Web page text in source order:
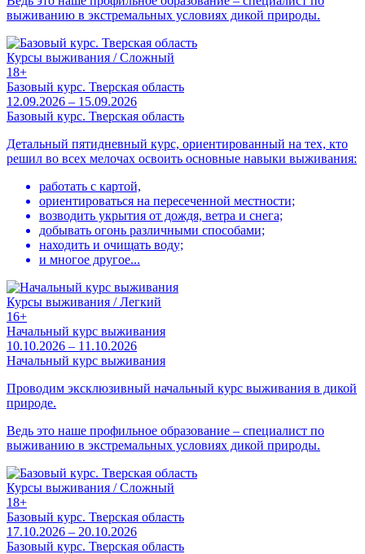
выживанию в экстремальных условиях дикой природы.
Курсы выживания / Сложный
18+
Базовый курс. Тверская область
12.09.2026 – 15.09.2026
Базовый курс. Тверская область
Детальный пятидневный курс, ориентированный на тех, кто
решил во всех мелочах освоить основные навыки выживания:
работать с картой,
ориентироваться на пересеченной местности;
возводить укрытия от дождя, ветра и снега;
добывать огонь различными способами;
находить и очищать воду;
и многое другое...
Курсы выживания / Легкий
16+
Начальный курс выживания
10.10.2026 – 11.10.2026
Начальный курс выживания
Проводим эксклюзивный начальный курс выживания в дикой
природе.
Ведь это наше профильное образование – специалист по
выживанию в экстремальных условиях дикой природы.
Курсы выживания / Сложный
18+
Базовый курс. Тверская область
17.10.2026 – 20.10.2026
Базовый курс. Тверская область